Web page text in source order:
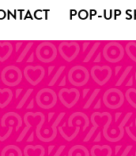
POP-UP